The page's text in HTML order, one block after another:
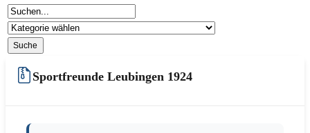
Sportfreunde Leubingen 1924